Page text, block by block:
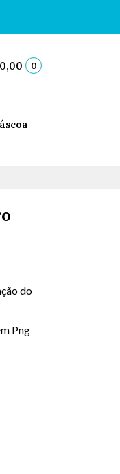
0
do
Png